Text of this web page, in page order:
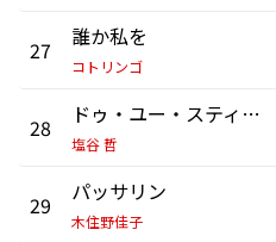
27 誰か私を
コトリンゴ
28 ドゥ・ユー・スティル・ケア?
塩谷 哲
29 パッサリン
木住野佳子